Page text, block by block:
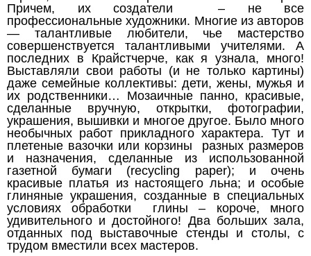
Причем, их создатели – не все
профессиональные художники. Многие из авторов
— талантливые любители, чье мастерство
совершенствуется талантливыми учителями. А
последних в Крайстчерче, как я узнала, много!
Выставляли свои работы (и не только картины)
даже семейные коллективы: дети, жены, мужья и
их родственники… Мозаичные панно, красивые,
сделанные вручную, открытки, фотографии,
украшения, вышивки и многое другое. Было много
необычных работ прикладного характера. Тут и
плетеные вазочки или корзины разных размеров
и назначения, сделанные из использованной
газетной бумаги (recycling paper); и очень
красивые платья из настоящего льна; и особые
глиняные украшения, созданные в специальных
условиях обработки глины – короче, много
удивительного и достойного! Два больших зала,
отданных под выставочные стенды и столы, с
трудом вместили всех мастеров.